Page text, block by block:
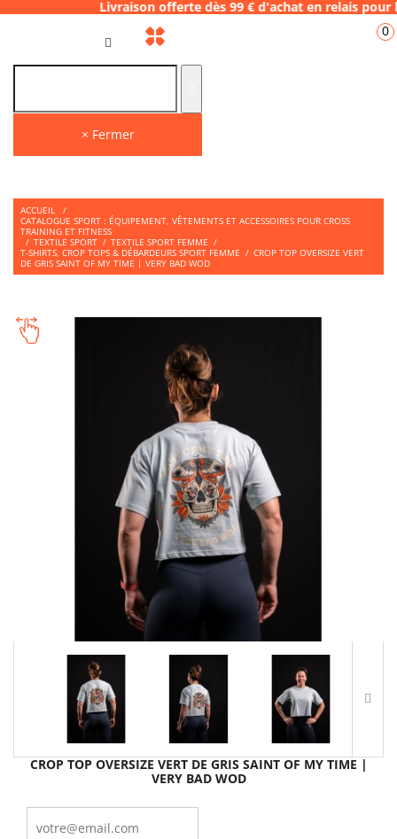
Livraison offerte dès 99 € d'achat en
× Fermer
0
ACCUEIL
/
CATALOGUE SPORT : ÉQUIPEMENT, VÊTEMENTS ET ACCESSOIRES POUR CROSS
TRAINING ET FITNESS
/ TEXTILE SPORT / TEXTILE SPORT FEMME /
T-SHIRTS, CROP TOPS & DÉBARDEURS SPORT FEMME / CROP TOP OVERSIZE VERT
DE GRIS SAINT OF MY TIME | VERY BAD WOD
CROP TOP OVERSIZE VERT DE GRIS SAINT OF MY TIME |
VERY BAD WOD